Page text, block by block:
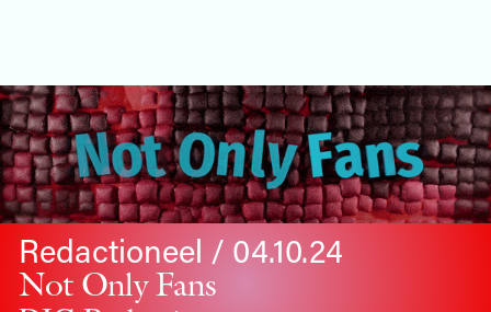
Redactioneel / 04.10.24
Not Only Fans